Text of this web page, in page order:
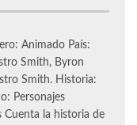
Animado País:
Smith, Byron
Smith. Historia:
Personajes
la historia de